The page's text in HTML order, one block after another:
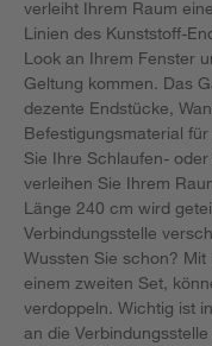
verleiht Ihrem Raum
Linien des Kunststoff-
Look an Ihrem Fenster
Geltung kommen. Das
dezente Endstücke,
Befestigungsmaterial
Sie Ihre Schlaufen-
verleihen Sie Ihrem
Länge 240 cm wird
Verbindungsstelle
Wussten Sie schon? Mit
einem zweiten Set,
verdoppeln. Wichtig ist
an die